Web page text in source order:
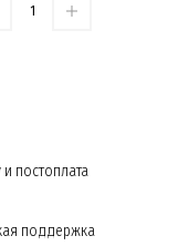
постоплата
поддержка